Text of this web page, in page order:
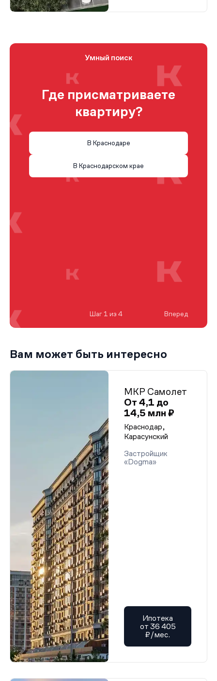
Умный поиск
Где присматриваете
квартиру?
В Краснодаре
В Краснодарском крае
Шаг 1 из 4 Вперед
Вам может быть интересно
МКР Самолет
От 4,1 до
14,5 млн ₽
Краснодар,
Карасунский
Застройщик
«Dogma»
Ипотека
от 36 405
₽/мес.